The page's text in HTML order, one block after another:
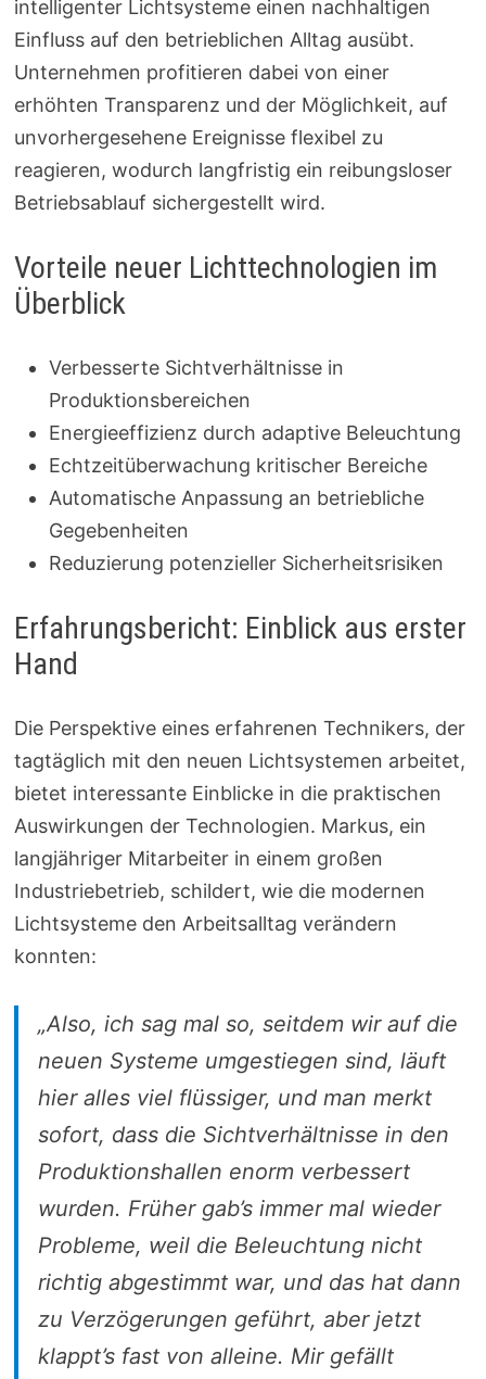
intelligenter Lichtsysteme einen nachhaltigen
Einfluss auf den betrieblichen Alltag ausübt.
Unternehmen profitieren dabei von einer
erhöhten Transparenz und der Möglichkeit, auf
unvorhergesehene Ereignisse flexibel zu
reagieren, wodurch langfristig ein reibungsloser
Betriebsablauf sichergestellt wird.
Vorteile neuer Lichttechnologien im
Überblick
Verbesserte Sichtverhältnisse in
Produktionsbereichen
Energieeffizienz durch adaptive Beleuchtung
Echtzeitüberwachung kritischer Bereiche
Automatische Anpassung an betriebliche
Gegebenheiten
Reduzierung potenzieller Sicherheitsrisiken
Erfahrungsbericht: Einblick aus erster
Hand
Die Perspektive eines erfahrenen Technikers, der
tagtäglich mit den neuen Lichtsystemen arbeitet,
bietet interessante Einblicke in die praktischen
Auswirkungen der Technologien. Markus, ein
langjähriger Mitarbeiter in einem großen
Industriebetrieb, schildert, wie die modernen
Lichtsysteme den Arbeitsalltag verändern
konnten:
„Also, ich sag mal so, seitdem wir auf die
neuen Systeme umgestiegen sind, läuft
hier alles viel flüssiger, und man merkt
sofort, dass die Sichtverhältnisse in den
Produktionshallen enorm verbessert
wurden. Früher gab’s immer mal wieder
Probleme, weil die Beleuchtung nicht
richtig abgestimmt war, und das hat dann
zu Verzögerungen geführt, aber jetzt
klappt’s fast von alleine. Mir gefällt